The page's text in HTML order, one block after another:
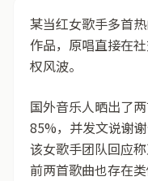
某当红女歌手多首
作品，原唱直接在
权风波。
国外音乐人晒出了
85%，并发文说谢
该女歌手团队回应
前两首歌曲也存在类